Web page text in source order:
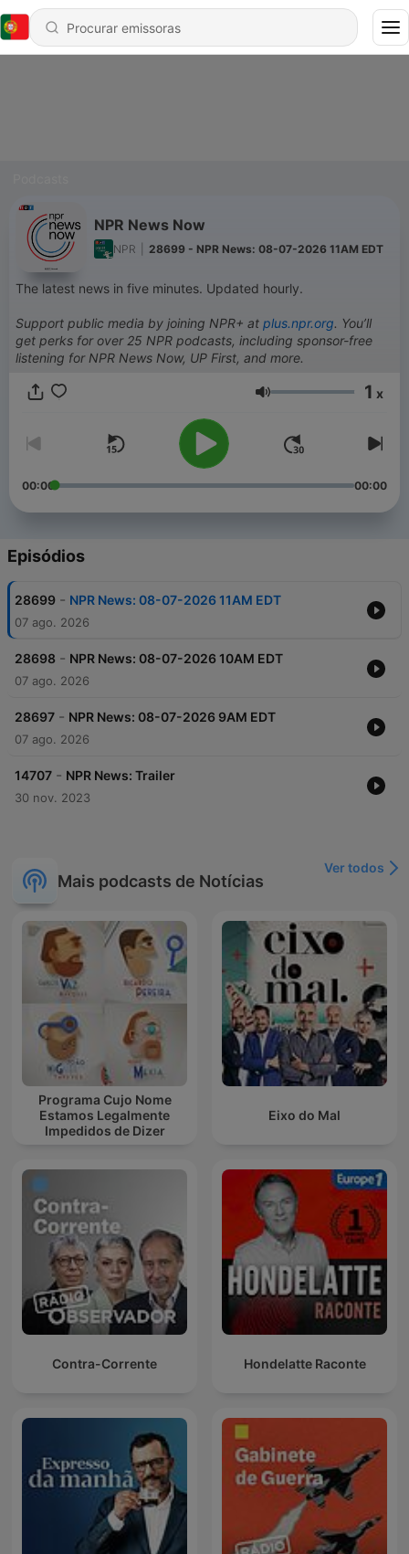
NPR News Now
NPR 28699 - NPR News: 08-07-2026 11AM EDT
The latest news in five minutes. Updated hourly.
Support public media by joining NPR+ at plus.npr.org. You’ll
get perks for over 25 NPR podcasts, including sponsor-free
listening for NPR News Now, UP First, and more.
Volume 1 x
00:00 00:00
Episódios
28699 - NPR News: 08-07-2026 11AM EDT
07 ago. 2026
28698 - NPR News: 08-07-2026 10AM EDT
07 ago. 2026
28697 - NPR News: 08-07-2026 9AM EDT
07 ago. 2026
14707 - NPR News: Trailer
30 nov. 2023
Mais podcasts de Notícias
Ver todos
Programa Cujo Nome
Estamos Legalmente
Impedidos de Dizer
Eixo do Mal
Contra-Corrente Hondelatte Raconte